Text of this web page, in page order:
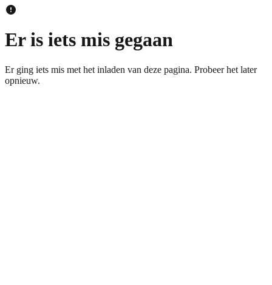
Er is iets mis gegaan
Er ging iets mis met het inladen van deze pagina. Probeer het later
opnieuw.